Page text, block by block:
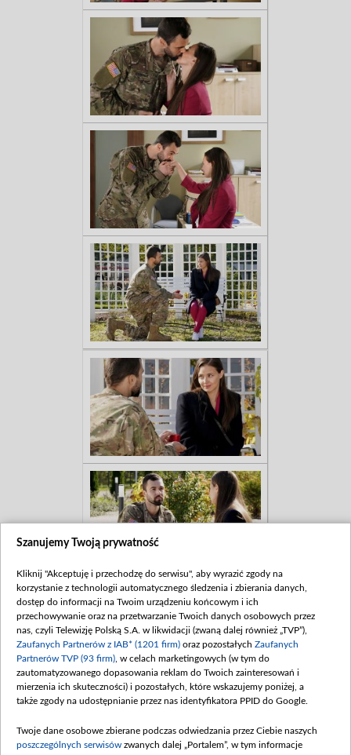
Szanujemy Twoją prywatność
Kliknij "Akceptuję i przechodzę do serwisu", aby wyrazić zgody na
korzystanie z technologii automatycznego śledzenia i zbierania danych,
dostęp do informacji na Twoim urządzeniu końcowym i ich
przechowywanie oraz na przetwarzanie Twoich danych osobowych przez
nas, czyli Telewizję Polską S.A. w likwidacji (zwaną dalej również „TVP”),
Zaufanych Partnerów z IAB* (1201 firm) oraz pozostałych Zaufanych
Partnerów TVP (93 firm) , w celach marketingowych (w tym do
zautomatyzowanego dopasowania reklam do Twoich zainteresowań i
mierzenia ich skuteczności) i pozostałych, które wskazujemy poniżej, a
także zgody na udostępnianie przez nas identyfikatora PPID do Google.
Twoje dane osobowe zbierane podczas odwiedzania przez Ciebie naszych
poszczególnych serwisów zwanych dalej „Portalem”, w tym informacje